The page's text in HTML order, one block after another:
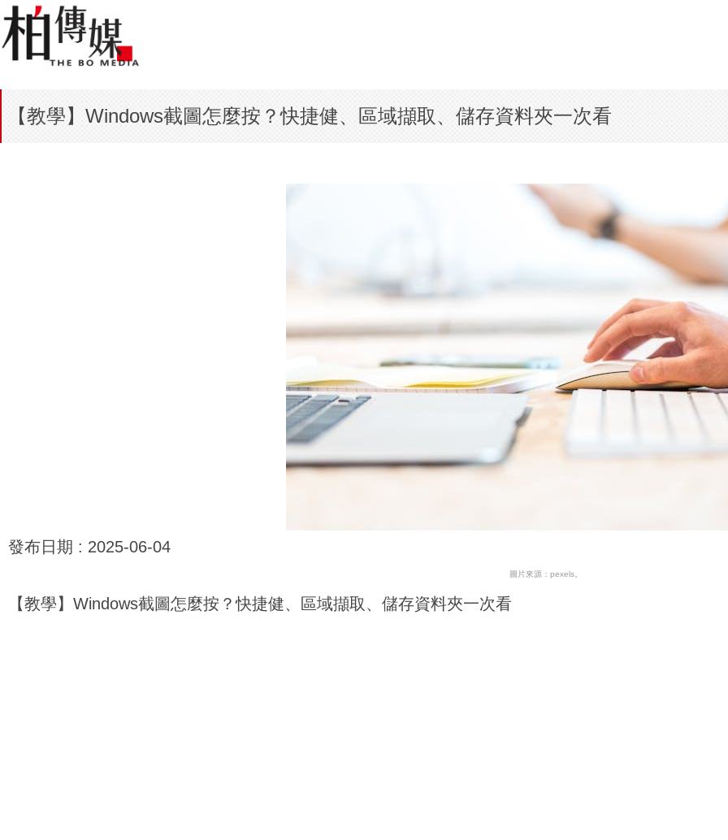
【教學】Windows截圖怎麼按？快捷健、區域擷取、儲存資料夾一次看
發布日期 : 2025-06-04
圖片來源：pexels。
【教學】Windows截圖怎麼按？快捷健、區域擷取、儲存資料夾一次看